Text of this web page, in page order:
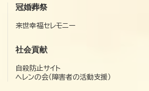
冠婚葬祭
来世幸福セレモニー
社会貢献
自殺防止サイト
ヘレンの会（障害者の活動支援）